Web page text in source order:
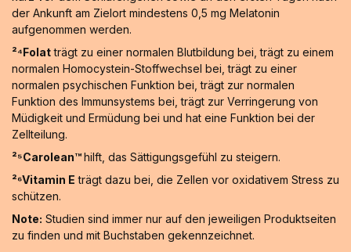
der Ankunft am Zielort mindestens 0,5 mg Melatonin
aufgenommen werden.
²⁴Folatträgt zu einer normalen Blutbildung bei, trägt zu einem
normalen Homocystein-Stoffwechsel bei, trägt zu einer
normalen psychischen Funktion bei, trägt zur normalen
Funktion des Immunsystems bei, trägt zur Verringerung von
Müdigkeit und Ermüdung bei und hat eine Funktion bei der
Zellteilung.
²⁵Carolean™️hilft, das Sättigungsgefühl zu steigern.
²⁶Vitamin E trägt dazu bei, die Zellen vor oxidativem Stress zu
schützen.
Note: Studien sind immer nur auf den jeweiligen Produktseiten
zu finden und mit Buchstaben gekennzeichnet.